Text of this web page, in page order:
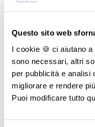
Questo sito web
I cookie 🍪 ci aiutano
sono necessari, altri
per pubblicità e analisi
migliorare e rendere
Puoi modificare tutto
Aspiratori nasali manuali
―
Cuscini allattamento
―Biberon
―
Tettarelle
―Succhietti